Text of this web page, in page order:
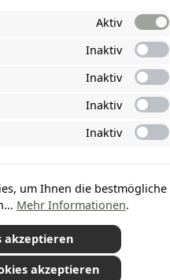
zzgl.Versandkostenund ggf.
Aktiv
Inaktiv
Inaktiv
Inaktiv
Inaktiv
um Ihnen die bestmögliche
Mehr Informationen.
akzeptieren
akzeptieren